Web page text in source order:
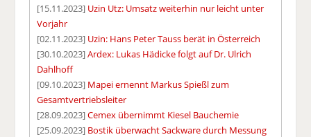
[15.11.2023] Uzin Utz: Umsatz weiterhin nur leicht unter
Vorjahr
[02.11.2023] Uzin: Hans Peter Tauss berät in Österreich
[30.10.2023]Ardex: Lukas Hädicke folgt auf Dr. Ulrich
Dahlhoff
[09.10.2023] Mapei ernennt Markus Spießl zum
Gesamtvertriebsleiter
[28.09.2023]Cemex übernimmt Kiesel Bauchemie
[25.09.2023] Bostik überwacht Sackware durch Messung